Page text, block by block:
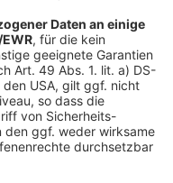
dafür nimmst.
auf dot com.